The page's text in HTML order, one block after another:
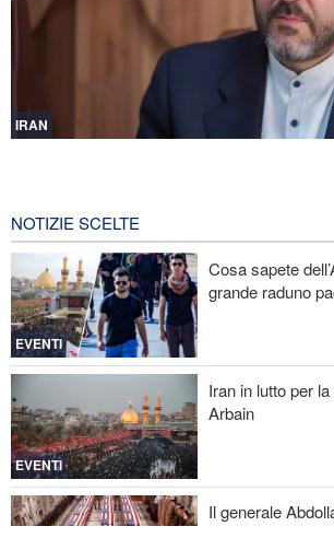
IRAN
Fidan: Israele non ha alcuna intenzione di
Nuovo rapporto di CBS: Gli Stati Uniti hanno
missili a lungo raggio durante la guerra
Baghaei: Il clima dei negoziati tra Iran e
Attacco aereo saudita contro la capitale dello
NOTIZIE SCELTE
EVENTI
Cosa sapete
grande raduno
EVENTI
Iran in lutto per
Arbain
Il generale